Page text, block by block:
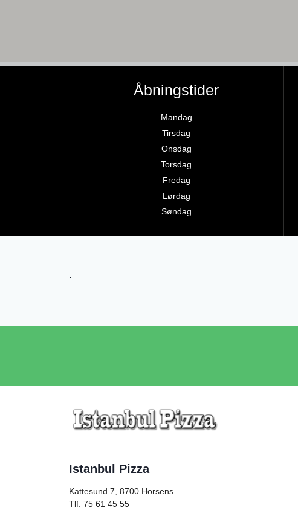
Åbningstider
Mandag
Tirsdag
Onsdag
Torsdag
Fredag
Lørdag
Søndag
.
Istanbul Pizza
Kattesund 7, 8700 Horsens
Tlf: 75 61 45 55